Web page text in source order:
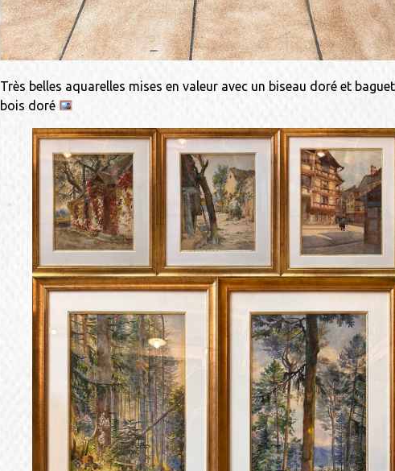
Très belles aquarelles mises en valeur avec un biseau doré et
bois doré